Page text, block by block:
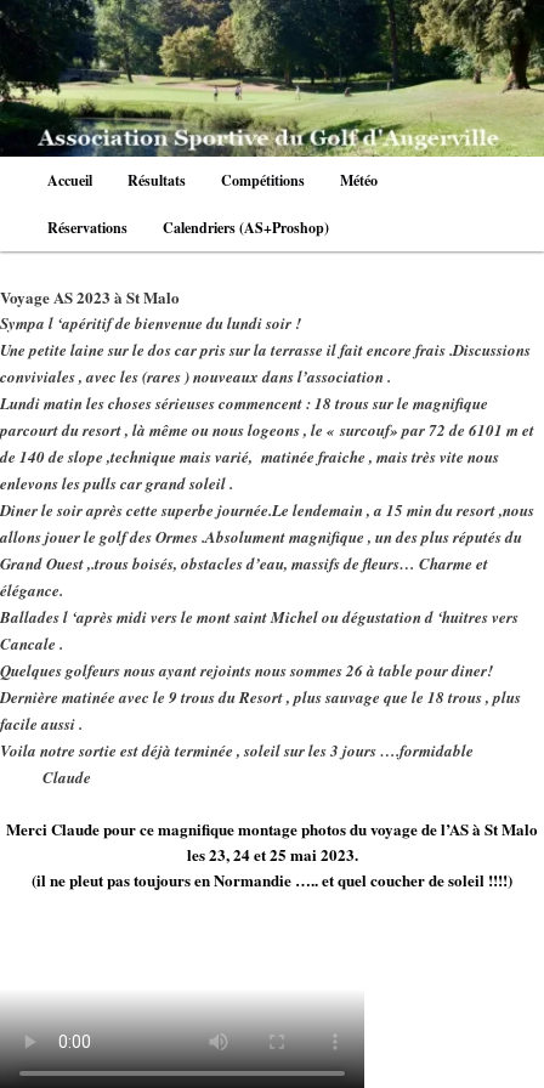
Aller
au
contenu
principal
Accueil Résultats Compétitions Météo
Réservations Calendriers (AS+Proshop)
Voyage AS 2023 à St Malo
Sympa l ‘apéritif de bienvenue du lundi soir !
Une petite laine sur le dos car pris sur la terrasse il fait encore frais .Discussions
conviviales , avec les (rares ) nouveaux dans l’association .
Lundi matin les choses sérieuses commencent : 18 trous sur le magnifique
parcourt du resort , là même ou nous logeons , le « surcouf» par 72 de 6101 m et
de 140 de slope ,technique mais varié, matinée fraiche , mais très vite nous
enlevons les pulls car grand soleil .
Diner le soir après cette superbe journée.Le lendemain , a 15 min du resort ,nous
allons jouer le golf des Ormes .Absolument magnifique , un des plus réputés du
Grand Ouest ,.trous boisés, obstacles d’eau, massifs de fleurs… Charme et
élégance.
Ballades l ‘après midi vers le mont saint Michel ou dégustation d ‘huitres vers
Cancale .
Quelques golfeurs nous ayant rejoints nous sommes 26 à table pour diner!
Dernière matinée avec le 9 trous du Resort , plus sauvage que le 18 trous , plus
facile aussi .
Voila notre sortie est déjà terminée , soleil sur les 3 jours ….formidable
Claude
Merci Claude pour ce magnifique montage photos du voyage de l’AS à St Malo
les 23, 24 et 25 mai 2023.
(il ne pleut pas toujours en Normandie ….. et quel coucher de soleil !!!!)